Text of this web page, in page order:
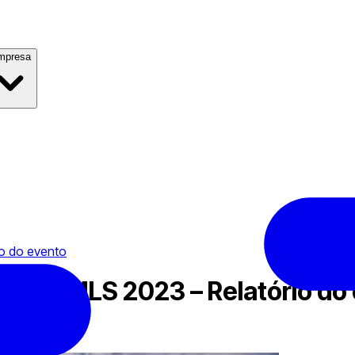
do evento
na FMLS 2023 – Relatório